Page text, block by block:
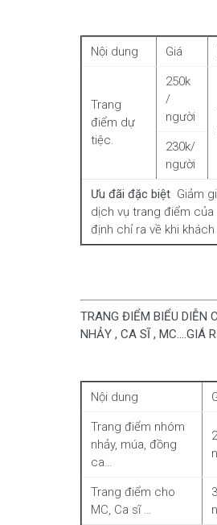
Nội dung Giá
Trang
điểm dự
tiệc.
250k
/
người
230k/
người
Ưu đãi đặc biệt Giảm
dịch vụ trang điểm
định chỉ ra về khi
TRANG ĐIỂM BIỂU DIỄN
NHẢY , CA SĨ , MC….GIÁ
Nội dung
Trang điểm nhóm
nhảy, múa, đồng
ca…
Trang điểm cho
MC, Ca sĩ …